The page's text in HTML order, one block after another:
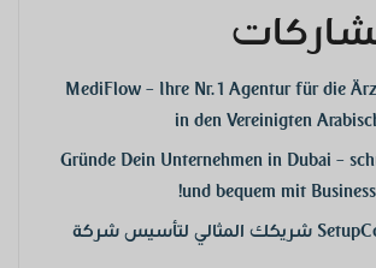
MediFlow – Ihre Nr. 1 Agentur für die
in den Vereinigten
Gründe Dein Unternehmen in Dubai –
und bequem mit
لماذا تعتبر SetupCo شريكك المثالي لتأسيس شركة